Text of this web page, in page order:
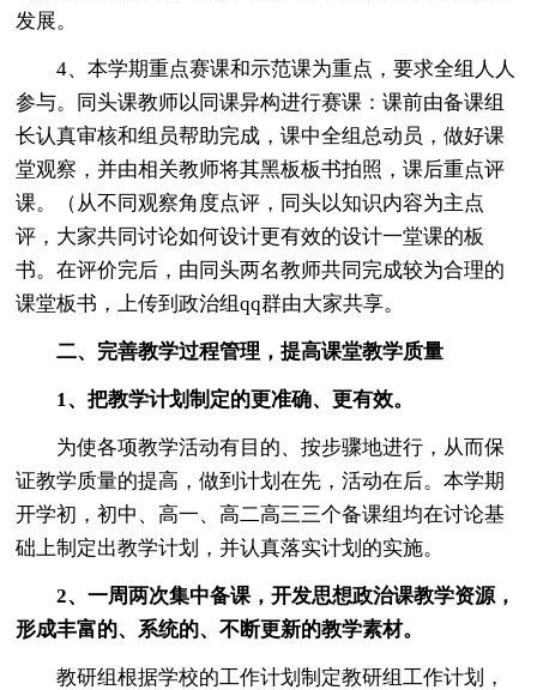
发展。
4、本学期重点赛课和示范课为重点，要求全组人人
参与。同头课教师以同课异构进行赛课：课前由备课组
长认真审核和组员帮助完成，课中全组总动员，做好课
堂观察，并由相关教师将其黑板板书拍照，课后重点评
课。（从不同观察角度点评，同头以知识内容为主点
评，大家共同讨论如何设计更有效的设计一堂课的板
书。在评价完后，由同头两名教师共同完成较为合理的
课堂板书，上传到政治组qq群由大家共享。
二、完善教学过程管理，提高课堂教学质量
1、把教学计划制定的更准确、更有效。
为使各项教学活动有目的、按步骤地进行，从而保
证教学质量的提高，做到计划在先，活动在后。本学期
开学初，初中、高一、高二高三三个备课组均在讨论基
础上制定出教学计划，并认真落实计划的实施。
2、一周两次集中备课，开发思想政治课教学资源，
形成丰富的、系统的、不断更新的教学素材。
教研组根据学校的工作计划制定教研组工作计划，